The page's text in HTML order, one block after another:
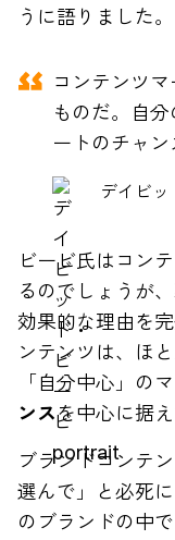
うに語りました。
コンテンツ
ものだ。自
ートのチャン
デイビッ
ビービ氏はコン
るのでしょうが
効果的な理由を
ンテンツは、ほ
「自分中心」の
ンスを中心に据
ブランドコンテ
選んで」と必死
のブランドの中